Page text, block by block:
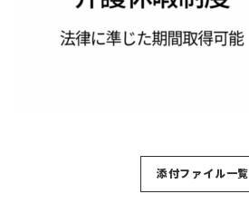
添付ファイル一覧